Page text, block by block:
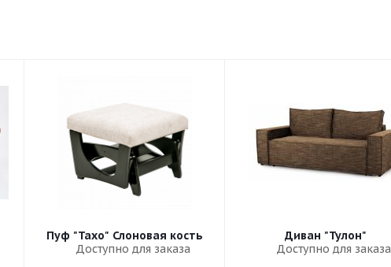
Пуф "Тахо" Слоновая кость
Доступно для заказа
Диван "Тулон"
Доступно для заказа